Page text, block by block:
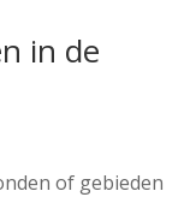
in de
of gebieden